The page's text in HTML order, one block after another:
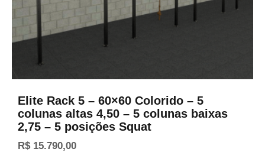
Elite Rack 5 – 60×60 Colorido – 5
colunas altas 4,50 – 5 colunas baixas
2,75 – 5 posições Squat
R$15.790,00